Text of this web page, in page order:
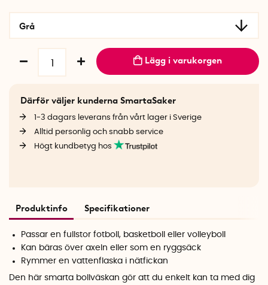
Grå
Lägg i varukorgen
Därför väljer kunderna SmartaSaker
1-3 dagars leverans från vårt lager i Sverige
Alltid personlig och snabb service
Högt kundbetyg hos
Produktinfo Specifikationer
Passar en fullstor fotboll, basketboll eller volleyboll
Kan bäras över axeln eller som en ryggsäck
Rymmer en vattenflaska i nätfickan
Den här smarta bollväskan gör att du enkelt kan ta med dig